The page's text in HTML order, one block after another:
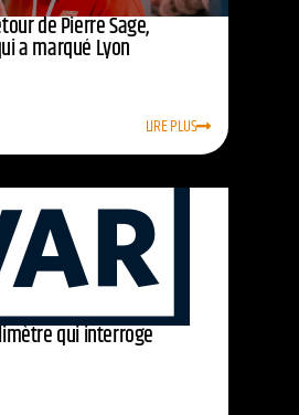
de Pierre Sage,
a marqué Lyon
LIRE PLUS
qui interroge